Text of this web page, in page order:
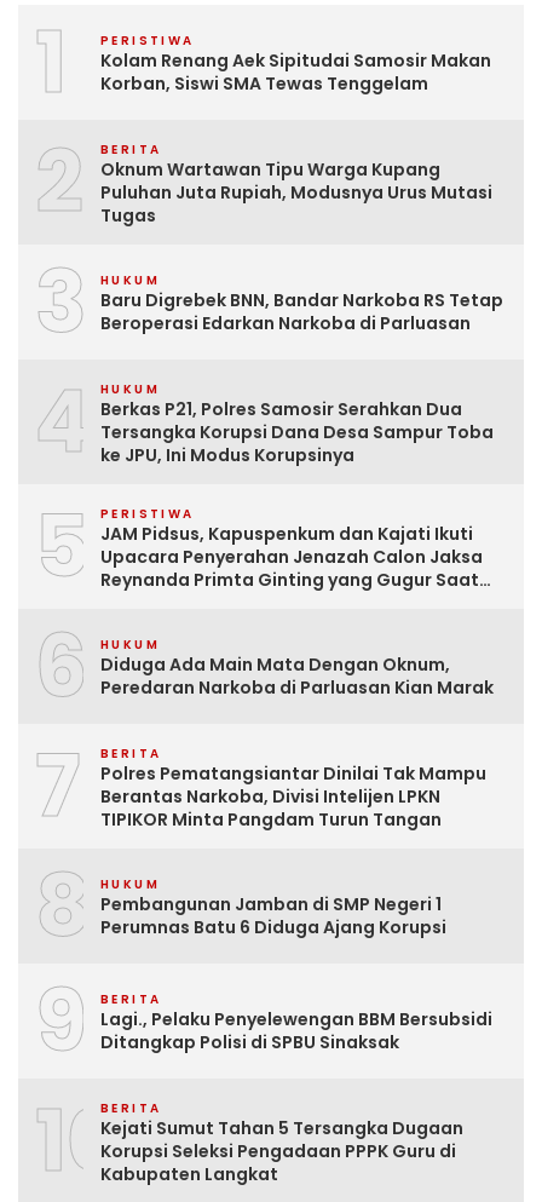
1 PERISTIWA
Kolam Renang Aek Sipitudai Samosir Makan
Korban, Siswi SMA Tewas Tenggelam
2 BERITA
Oknum Wartawan Tipu Warga Kupang
Puluhan Juta Rupiah, Modusnya Urus Mutasi
Tugas
3 HUKUM
Baru Digrebek BNN, Bandar Narkoba RS Tetap
Beroperasi Edarkan Narkoba di Parluasan
4 HUKUM
Berkas P21, Polres Samosir Serahkan Dua
Tersangka Korupsi Dana Desa Sampur Toba
ke JPU, Ini Modus Korupsinya
5 PERISTIWA
JAM Pidsus, Kapuspenkum dan Kajati Ikuti
Upacara Penyerahan Jenazah Calon Jaksa
Reynanda Primta Ginting yang Gugur Saat
6 HUKUM
Diduga Ada Main Mata Dengan Oknum,
Peredaran Narkoba di Parluasan Kian Marak
7 BERITA
Polres Pematangsiantar Dinilai Tak Mampu
Berantas Narkoba, Divisi Intelijen LPKN
TIPIKOR Minta Pangdam Turun Tangan
8 HUKUM
Pembangunan Jamban di SMP Negeri 1
Perumnas Batu 6 Diduga Ajang Korupsi
9 BERITA
Lagi., Pelaku Penyelewengan BBM Bersubsidi
Ditangkap Polisi di SPBU Sinaksak
10BERITA
Kejati Sumut Tahan 5 Tersangka Dugaan
Korupsi Seleksi Pengadaan PPPK Guru di
Kabupaten Langkat